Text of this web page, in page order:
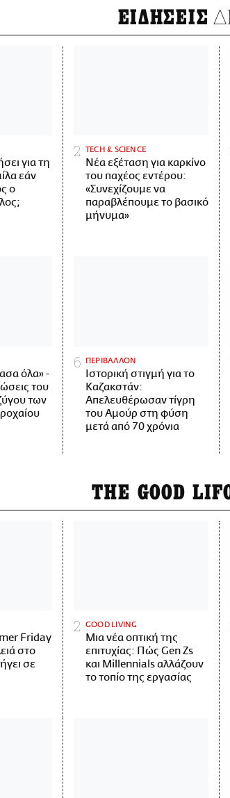
ΕΙΔΗΣΕΙΣ
για τη
εάν
ο
ΤECH & SCIENCE
Νέα εξέταση για καρκίνο
του παχέος εντέρου:
«Συνεχίζουμε να
παραβλέπουμε το βασικό
μήνυμα»
όλα» -
του
των
ΠΕΡΙΒΑΛΛΟΝ
Ιστορική στιγμή για το
Καζακστάν:
Απελευθέρωσαν τίγρη
του Αμούρ στη φύση
μετά από 70 χρόνια
THE GOOD
Friday
στο
σε
GOOD LIVING
Μια νέα οπτική της
επιτυχίας: Πώς Gen Zs
και Millennials αλλάζουν
το τοπίο της εργασίας